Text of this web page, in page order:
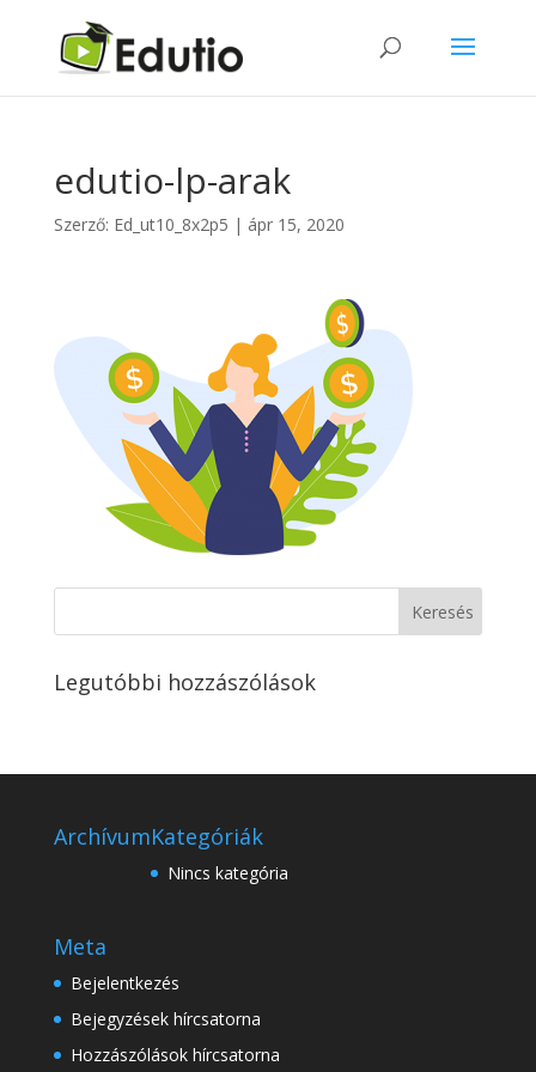
edutio-lp-arak
Szerző: Ed_ut10_8x2p5 | ápr 15, 2020
Legutóbbi hozzászólások
ArchívumKategóriák
Nincs kategória
Meta
Bejelentkezés
Bejegyzések hírcsatorna
Hozzászólások hírcsatorna